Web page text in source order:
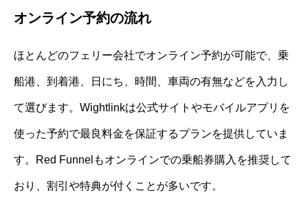
オンライン予約の流れ
ほとんどのフェリー会社でオンライン予約が可能で、乗
船港、到着港、日にち、時間、車両の有無などを入力し
て選びます。Wightlinkは公式サイトやモバイルアプリを
使った予約で最良料金を保証するプランを提供していま
す。Red Funnelもオンラインでの乗船券購入を推奨して
おり、割引や特典が付くことが多いです。